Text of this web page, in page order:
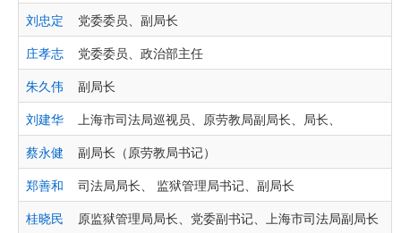
刘忠定
党委委员、副局长
庄孝志
党委委员、政治部主任
朱久伟
副局长
刘建华
上海市司法局巡视员、原劳教局副局长、局长、
蔡永健
副局长（原劳教局书记）
郑善和
司法局局长、 监狱管理局书记、副局长
桂晓民
原监狱管理局局长、党委副书记、上海市司法局副局长